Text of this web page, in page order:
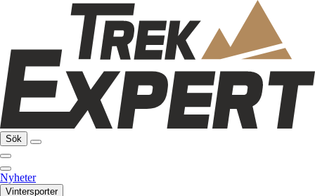
Sök
Nyheter
Vintersporter